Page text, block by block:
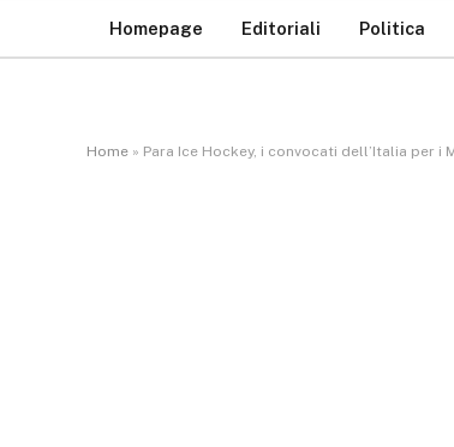
Homepage Editoriali Politica
Home » Para Ice Hockey, i convocati dell’Italia per i